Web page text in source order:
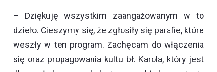
– Dziękuję wszystkim zaangażowanym w to
dzieło. Cieszymy się, że zgłosiły się parafie, które
weszły w ten program. Zachęcam do włączenia
się oraz propagowania kultu bł. Karola, który jest